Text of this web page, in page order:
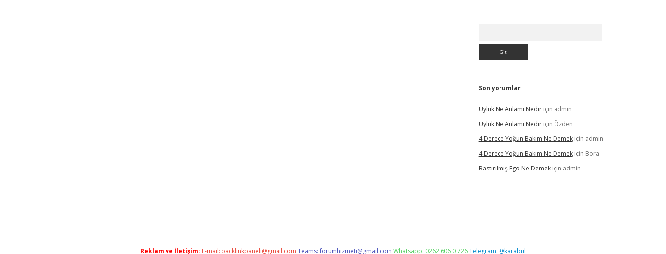
Son yorumlar
Uyluk Ne Anlamı Nediriçin admin
Uyluk Ne Anlamı Nediriçin Özden
4 Derece Yoğun Bakım Ne Demekiçin admin
4 Derece Yoğun Bakım Ne Demekiçin Bora
Bastırılmış Ego Ne Demekiçin admin
Reklam ve İletişim: E-mail: backlinkpaneli@gmail.com Teams:forumhizmeti@gmail.com Whatsapp: 0262 606 0 726Telegram: @karabul